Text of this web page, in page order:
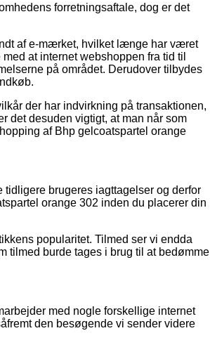
forretningsaftale, dog er det
af e-mærket, hvilket længe har været
at internet webshoppen fra tid til
på området. Derudover tilbydes
der har indvirkning på transaktionen,
det desuden vigtigt, at man når som
af Bhp gelcoatspartel orange
brugeres iagttagelser og derfor
orange 302 inden du placerer din
popularitet. Tilmed ser vi endda
tilmed burde tages i brug til at bedømme
med nogle forskellige internet
den besøgende vi sender videre